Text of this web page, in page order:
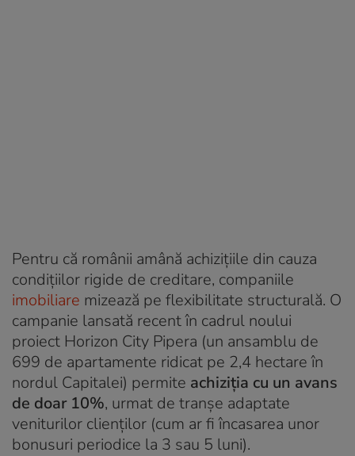
Pentru că românii amână achizițiile din cauza
condițiilor rigide de creditare, companiile
imobiliare mizează pe flexibilitate structurală. O
campanie lansată recent în cadrul noului
proiect Horizon City Pipera (un ansamblu de
699 de apartamente ridicat pe 2,4 hectare în
nordul Capitalei) permite achiziția cu un avans
de doar 10%, urmat de tranșe adaptate
veniturilor clienților (cum ar fi încasarea unor
bonusuri periodice la 3 sau 5 luni).